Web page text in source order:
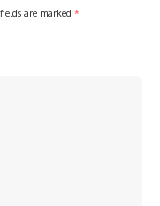
are marked *